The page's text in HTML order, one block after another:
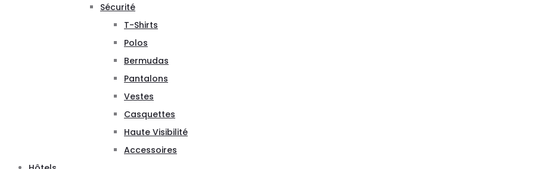
Sécurité
T-Shirts
Polos
Bermudas
Pantalons
Vestes
Casquettes
Haute Visibilité
Accessoires